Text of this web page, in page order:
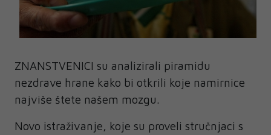
ZNANSTVENICI su analizirali piramidu
nezdrave hrane kako bi otkrili koje namirnice
najviše štete našem mozgu.
Novo istraživanje, koje su proveli stručnjaci s